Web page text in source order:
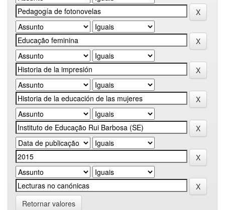
Retornar valores